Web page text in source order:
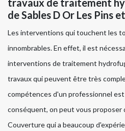
travaux de traitement
de Sables D Or Les Pins
Les interventions qui touchent les
innombrables. En effet, il est
interventions de traitement
travaux qui peuvent être très
compétences d'un professionnel
conséquent, on peut vous proposer
Couverture qui a beaucoup